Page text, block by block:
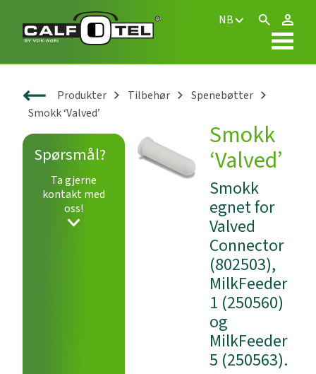
NB
Produkter Tilbehør
Spenebøtter
Smokk ‘Valved’
Spørsmål?
Ta gjerne
kontakt med
oss!
Smokk
‘Valved’
Smokk
egnet for
Valved
Connector
(802503),
MilkFeeder
1 (250560)
og
MilkFeeder
5 (250563).